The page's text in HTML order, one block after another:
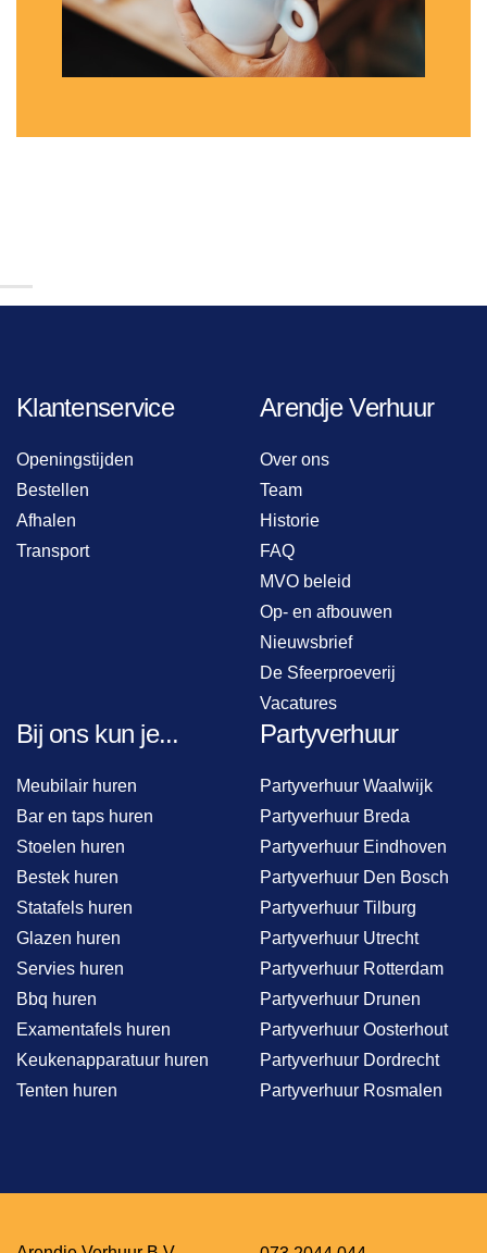
Klantenservice
Openingstijden
Bestellen
Afhalen
Transport
Arendje Verhuur
Over ons
Team
Historie
FAQ
MVO beleid
Op- en afbouwen
Nieuwsbrief
De Sfeerproeverij
Vacatures
Bij ons kun je...
Meubilair huren
Bar en taps huren
Stoelen huren
Bestek huren
Statafels huren
Glazen huren
Servies huren
Bbq huren
Examentafels huren
Keukenapparatuur huren
Tenten huren
Partyverhuur
Partyverhuur Waalwijk
Partyverhuur Breda
Partyverhuur Eindhoven
Partyverhuur Den Bosch
Partyverhuur Tilburg
Partyverhuur Utrecht
Partyverhuur Rotterdam
Partyverhuur Drunen
Partyverhuur Oosterhout
Partyverhuur Dordrecht
Partyverhuur Rosmalen